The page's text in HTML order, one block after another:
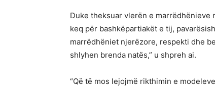
Duke theksuar vlerën e
keq për bashkëpartiakët e tij,
marrëdhëniet njerëzore, respekti dhe
shlyhen brenda natës,” u shpreh ai.
“Që të mos lejojmë rikthimin e